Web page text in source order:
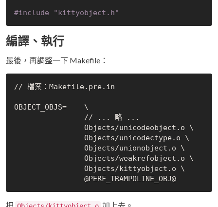
#include "kittyobject.h"
編譯、執行
最後，再調整一下 Makefile：
// 檔案：Makefile.pre.in
OBJECT_OBJS=	\
		@PERF_TRAMPOLINE_OBJ@